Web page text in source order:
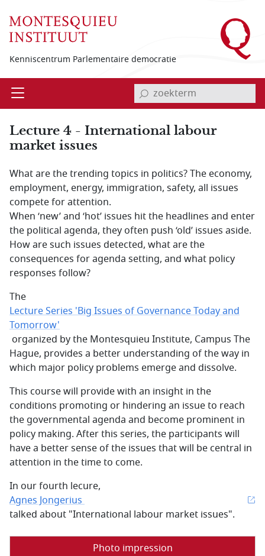
Kenniscentrum Parlementaire democratie
Open invoerveld zoekterm
Lecture 4 - International labour
market issues
What are the trending topics in politics? The economy,
employment, energy, immigration, safety, all issues
compete for attention.
When ‘new’ and ‘hot’ issues hit the headlines and enter
the political agenda, they often push ‘old’ issues aside.
How are such issues detected, what are the
consequences for agenda setting, and what policy
responses follow?
The
Lecture Series 'Big Issues of Governance Today and
Tomorrow'
organized by the Montesquieu Institute, Campus The
Hague, provides a better understanding of the way in
which major policy problems emerge and dissolve.
This course will provide with an insight in the
conditions promoting or hindering an issue to reach
the governmental agenda and become prominent in
policy making. After this series, the participants will
have a better sense of the issues that will be central in
attention in the time to come.
In our fourth lecure,
Agnes Jongerius
talked about "International labour market issues".
Photo impression